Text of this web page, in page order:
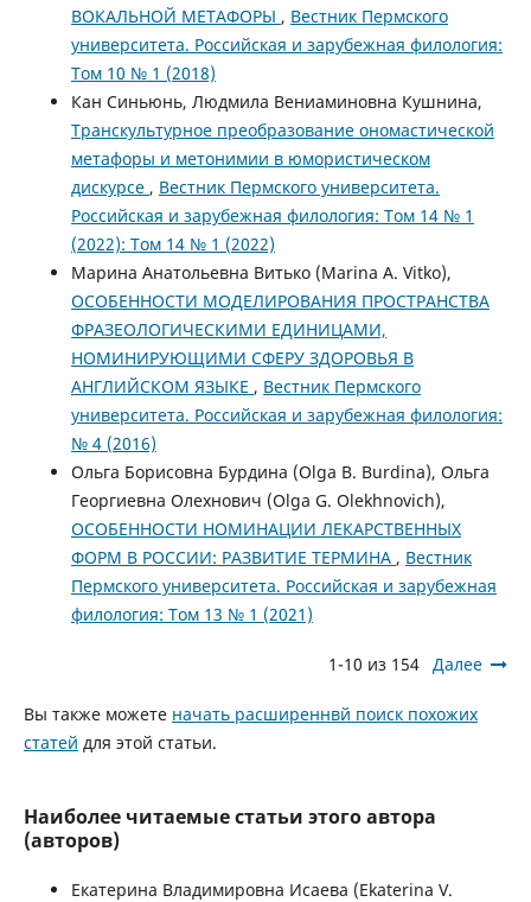
ВОКАЛЬНОЙ МЕТАФОРЫ , Вестник Пермского
университета. Российская и зарубежная филология:
Том 10 № 1 (2018)
Кан Синьюнь, Людмила Вениаминовна Кушнина,
Транскультурное преобразование ономастической
метафоры и метонимии в юмористическом
дискурсе , Вестник Пермского университета.
Российская и зарубежная филология: Том 14 № 1
(2022): Том 14 № 1 (2022)
Марина Анатольевна Витько (Marina A. Vitko),
ОСОБЕННОСТИ МОДЕЛИРОВАНИЯ ПРОСТРАНСТВА
ФРАЗЕОЛОГИЧЕСКИМИ ЕДИНИЦАМИ,
НОМИНИРУЮЩИМИ СФЕРУ ЗДОРОВЬЯ В
АНГЛИЙСКОМ ЯЗЫКЕ , Вестник Пермского
университета. Российская и зарубежная филология:
№ 4 (2016)
Ольга Борисовна Бурдина (Olga B. Burdina), Ольга
Георгиевна Олехнович (Olga G. Olekhnovich),
ОСОБЕННОСТИ НОМИНАЦИИ ЛЕКАРСТВЕННЫХ
ФОРМ В РОССИИ: РАЗВИТИЕ ТЕРМИНА , Вестник
Пермского университета. Российская и зарубежная
филология: Том 13 № 1 (2021)
1-10 из 154 Далее
Вы также можете начать расширеннвй поиск похожих
статей для этой статьи.
Наиболее читаемые статьи этого автора
(авторов)
Екатерина Владимировна Исаева (Ekaterina V.